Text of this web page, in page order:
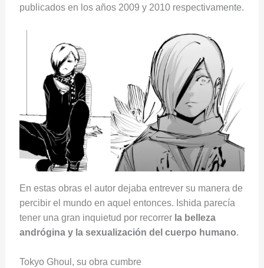
publicados en los años 2009 y 2010 respectivamente.
En estas obras el autor dejaba entrever su manera de
percibir el mundo en aquel entonces. Ishida parecía
tener una gran inquietud por recorrerla belleza
andrógina y la sexualización del cuerpo humano.
Tokyo Ghoul, su obra cumbre